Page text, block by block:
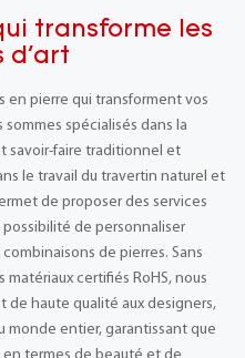
transforme les
d'art
en pierre qui transforment vos
spécialisés dans la
savoir-faire traditionnel et
le travail du travertin naturel et
de proposer des services
de personnaliser
de pierres. Sans
certifiés RoHS, nous
de haute qualité aux designers,
monde entier, garantissant que